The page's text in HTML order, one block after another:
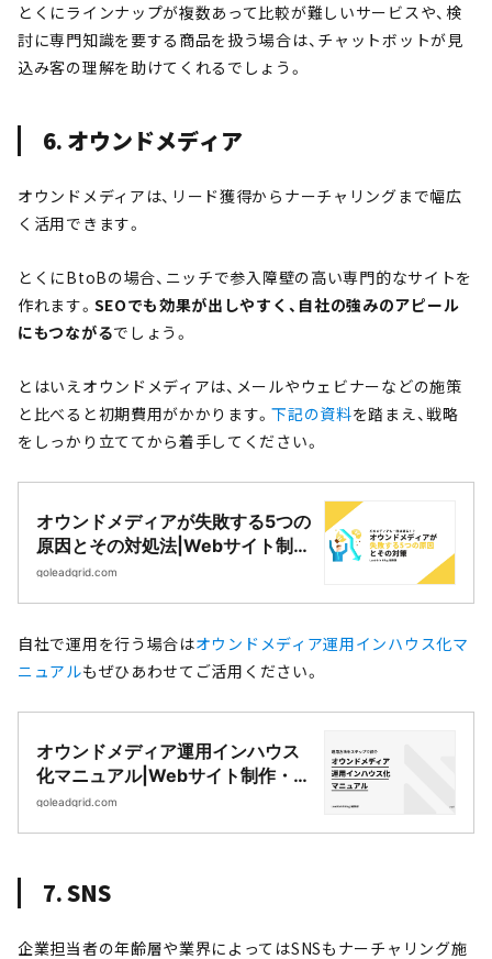
とくにラインナップが複数あって比較が難しいサービスや、検
討に専門知識を要する商品を扱う場合は、チャットボットが見
込み客の理解を助けてくれるでしょう。
6. オウンドメディア
オウンドメディアは、リード獲得からナーチャリングまで幅広
く活用できます。
とくにBtoBの場合、ニッチで参入障壁の高い専門的なサイトを
作れます。 SEOでも効果が出しやすく、自社の強みのアピール
にもつながるでしょう。
とはいえオウンドメディアは、メールやウェビナーなどの施策
と比べると初期費用がかかります。下記の資料を踏まえ、戦略
をしっかり立ててから着手してください。
オウンドメディアが失敗する5つの
原因とその対処法|Webサイト制
作・CMS開発｜LeadGrid
goleadgrid.com
自社で運用を行う場合はオウンドメディア運用インハウス化マ
ニュアルもぜひあわせてご活用ください。
オウンドメディア運用インハウス
化マニュアル|Webサイト制作・
CMS開発｜LeadGrid
goleadgrid.com
7. SNS
企業担当者の年齢層や業界によってはSNSもナーチャリング施